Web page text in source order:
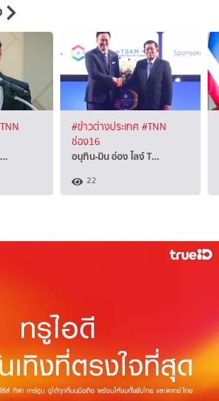
#ข่าวต่างประเทศ #TNN
ช่อง16
อนุทิน-มิน อ่อง ไลง์ T…
22